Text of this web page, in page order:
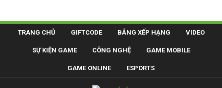
TRANG CHỦ GIFTCODE BẢNG XẾP HẠNG VIDEO
SỰ KIỆN GAME CÔNG NGHỆ GAME MOBILE
GAME ONLINE ESPORTS